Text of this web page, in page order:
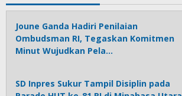
Joune Ganda Hadiri Penilaian
Ombudsman RI, Tegaskan Komitmen
Minut Wujudkan Pela…
SD Inpres Sukur Tampil Disiplin pada